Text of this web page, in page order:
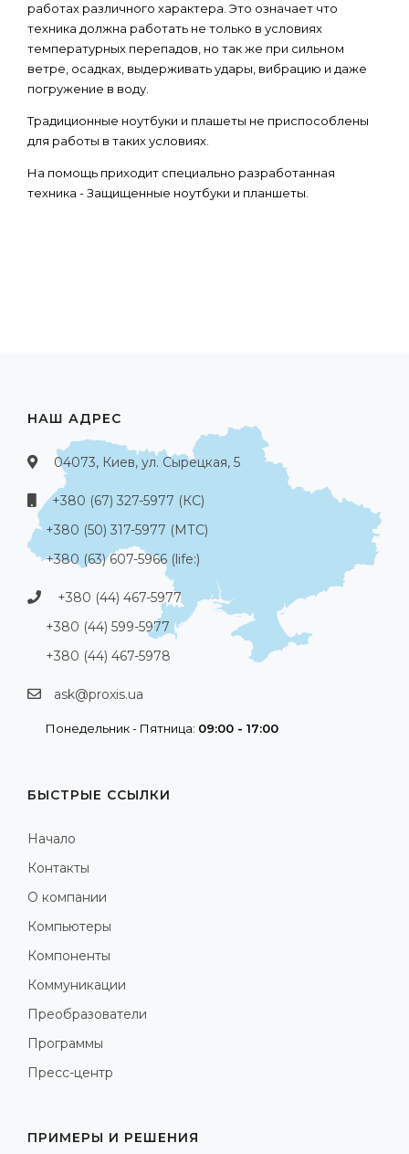
работах различного характера. Это означает что
техника должна работать не только в условиях
температурных перепадов, но так же при сильном
ветре, осадках, выдерживать удары, вибрацию и даже
погружение в воду.
Традиционные ноутбуки и плашеты не приспособлены
для работы в таких условиях.
На помощь приходит специально разработанная
техника - Защищенные ноутбуки и планшеты.
НАШ АДРЕС
04073, Киев, ул. Сырецкая, 5
+380 (67) 327-5977 (КС)
+380 (50) 317-5977 (МТС)
+380 (63) 607-5966 (life:)
+380 (44) 467-5977
+380 (44) 599-5977
+380 (44) 467-5978
ask@proxis.ua
Понедельник - Пятница: 09:00 - 17:00
БЫСТРЫЕ ССЫЛКИ
Начало
Контакты
О компании
Компьютеры
Компоненты
Коммуникации
Преобразователи
Программы
Пресс-центр
ПРИМЕРЫ И РЕШЕНИЯ